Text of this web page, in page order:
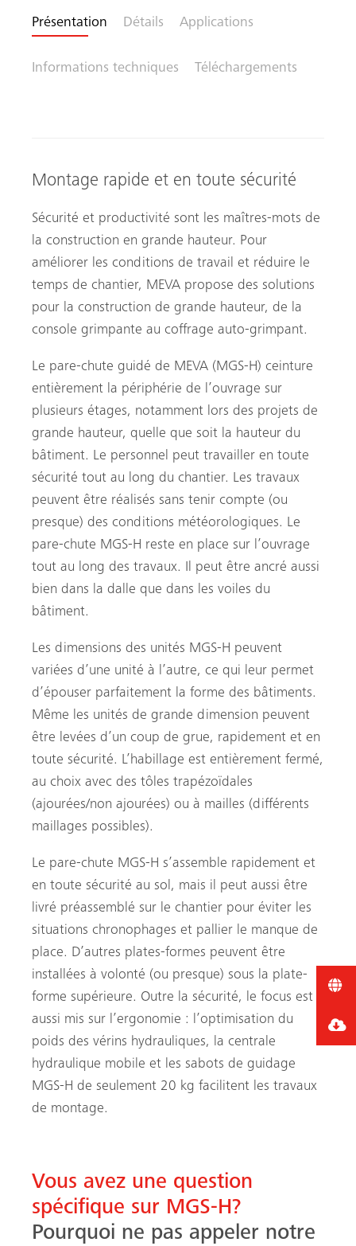
Présentation Détails Applications
Informations techniques Téléchargements
Montage rapide et en toute sécurité
Sécurité et productivité sont les maîtres-mots de
la construction en grande hauteur. Pour
améliorer les conditions de travail et réduire le
temps de chantier, MEVA propose des solutions
pour la construction de grande hauteur, de la
console grimpante au coffrage auto-grimpant.
Le pare-chute guidé de MEVA (MGS-H) ceinture
entièrement la périphérie de l’ouvrage sur
plusieurs étages, notamment lors des projets de
grande hauteur, quelle que soit la hauteur du
bâtiment. Le personnel peut travailler en toute
sécurité tout au long du chantier. Les travaux
peuvent être réalisés sans tenir compte (ou
presque) des conditions météorologiques. Le
pare-chute MGS-H reste en place sur l’ouvrage
tout au long des travaux. Il peut être ancré aussi
bien dans la dalle que dans les voiles du
bâtiment.
Les dimensions des unités MGS-H peuvent
variées d’une unité à l’autre, ce qui leur permet
d’épouser parfaitement la forme des bâtiments.
Même les unités de grande dimension peuvent
être levées d’un coup de grue, rapidement et en
toute sécurité. L’habillage est entièrement fermé,
au choix avec des tôles trapézoïdales
(ajourées/non ajourées) ou à mailles (différents
maillages possibles).
Le pare-chute MGS-H s’assemble rapidement et
en toute sécurité au sol, mais il peut aussi être
livré préassemblé sur le chantier pour éviter les
situations chronophages et pallier le manque de
place. D’autres plates-formes peuvent être
installées à volonté (ou presque) sous la plate-
forme supérieure. Outre la sécurité, le focus est
aussi mis sur l’ergonomie : l’optimisation du
poids des vérins hydrauliques, la centrale
hydraulique mobile et les sabots de guidage
MGS-H de seulement 20 kg facilitent les travaux
de montage.
Vous avez une question
spécifique sur MGS-H?
Pourquoi ne pas appeler notre